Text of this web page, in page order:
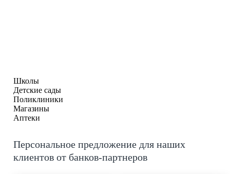
Школы
Детские сады
Поликлиники
Магазины
Аптеки
Персональное предложение для наших
клиентов от банков-партнеров